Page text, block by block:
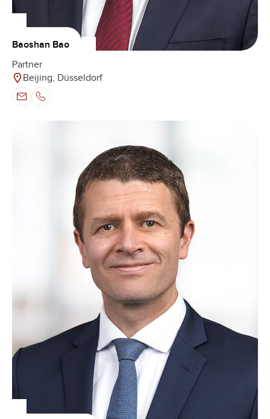
Baoshan Bao
Partner
Beijing, Düsseldorf